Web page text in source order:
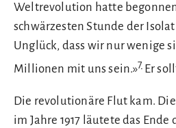
Weltrevolution hatte
schwärzesten Stunde der
Unglück, dass wir nur wenige
Millionen mit uns sein.»7Er
Die revolutionäre Flut kam.
im Jahre 1917 läutete das